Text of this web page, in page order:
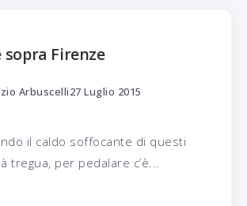
Firenze
Arbuscelli27 Luglio 2015
il caldo soffocante di questi
tregua, per pedalare c’è...